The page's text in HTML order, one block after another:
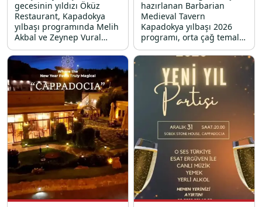
gecesinin yıldızı Öküz
Restaurant, Kapadokya
yılbaşı programında Melih
Akbal ve Zeynep Vural
sahne performansları, özel
yılbaşı menüsü ve
dahasıyla sizi bekliyor.
hazırlanan Barbarian
Medieval Tavern
Kapadokya yılbaşı 2026
programı, orta çağ temalı
canlı müzik ve eşsiz
lezzetlerden oluşan yılbaşı
menüsü ile sizleri bekliyor.